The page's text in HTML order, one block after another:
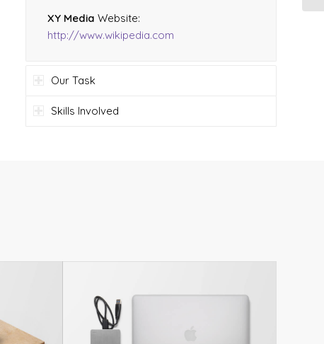
XY Media Website:
http://www.wikipedia.com
Our Task
Skills Involved